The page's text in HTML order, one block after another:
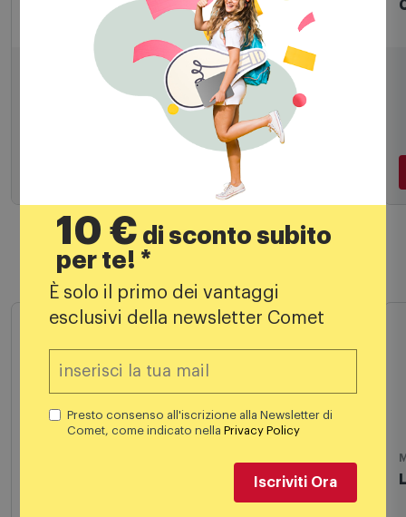
Apple Magic Keyboard - Italiano Mxcl3t/a
108,00€
PREZZO CONSIGLIATO119,00 €
Aggiungi al carrello
Prodotti simili
Microsoft Mouse Wireless I38-00003
10 € di sconto subito
per te! *
È solo il primo dei vantaggi
esclusivi della newsletter Comet
Presto consenso all'iscrizione alla Newsletter di
Comet, come indicato nellaPrivacy Policy
Iscriviti Ora